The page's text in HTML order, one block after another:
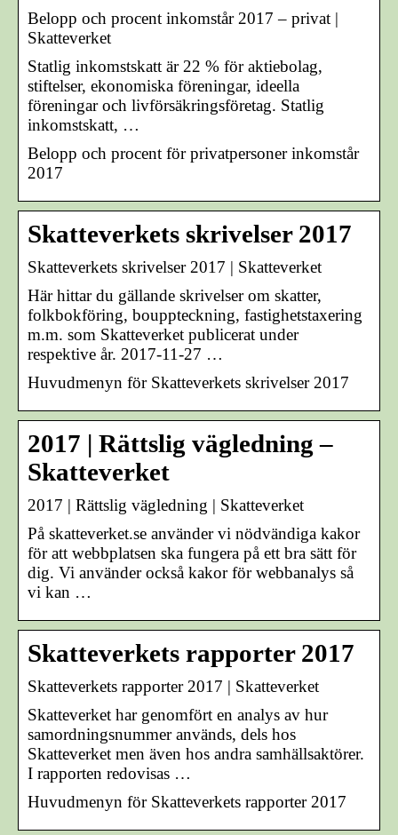
Belopp och procent inkomstår 2017 – privat |
Skatteverket
Statlig inkomstskatt är 22 % för aktiebolag,
stiftelser, ekonomiska föreningar, ideella
föreningar och livförsäkringsföretag. Statlig
inkomstskatt, …
Belopp och procent för privatpersoner inkomstår
2017
Skatteverkets skrivelser 2017
Skatteverkets skrivelser 2017 | Skatteverket
Här hittar du gällande skrivelser om skatter,
folkbokföring, bouppteckning, fastighetstaxering
m.m. som Skatteverket publicerat under
respektive år. 2017-11-27 …
Huvudmenyn för Skatteverkets skrivelser 2017
2017 | Rättslig vägledning –
Skatteverket
2017 | Rättslig vägledning | Skatteverket
På skatteverket.se använder vi nödvändiga kakor
för att webbplatsen ska fungera på ett bra sätt för
dig. Vi använder också kakor för webbanalys så
vi kan …
Skatteverkets rapporter 2017
Skatteverkets rapporter 2017 | Skatteverket
Skatteverket har genomfört en analys av hur
samordningsnummer används, dels hos
Skatteverket men även hos andra samhällsaktörer.
I rapporten redovisas …
Huvudmenyn för Skatteverkets rapporter 2017